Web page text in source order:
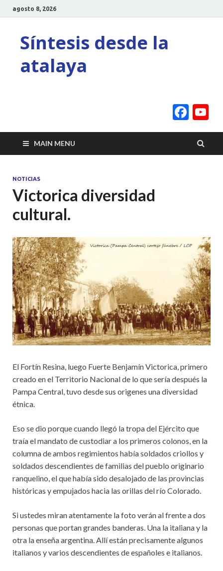
agosto 8, 2026
Síntesis desde la
atalaya
MAIN MENU
NOTICIAS
Victorica diversidad
cultural.
El Fortín Resina, luego Fuerte Benjamín Victorica, primero
creado en el Territorio Nacional de lo que sería después la
Pampa Central, tuvo desde sus origenes una diversidad
étnica.
Eso se dio porque cuando llegó la tropa del Ejército que
traía el mandato de custodiar a los primeros colonos, en la
columna de ambos regimientos había soldados criollos y
soldados descendientes de familias del pueblo originario
ranquelino, el que había sido desalojado de las provincias
históricas y empujados hacia las orillas del río Colorado.
Si ustedes miran atentamente la foto verán al frente a dos
personas que portan grandes banderas. Una la italiana y la
otra la enseña argentina. Allí están precisamente algunos
italianos y varios descendientes de españoles e italianos.